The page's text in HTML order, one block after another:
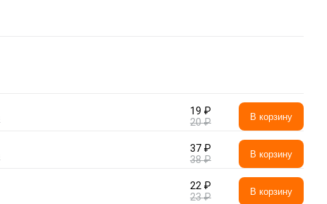
19 ₽
20 ₽
В корзину
37 ₽
38 ₽
В корзину
22 ₽
23 ₽
В корзину